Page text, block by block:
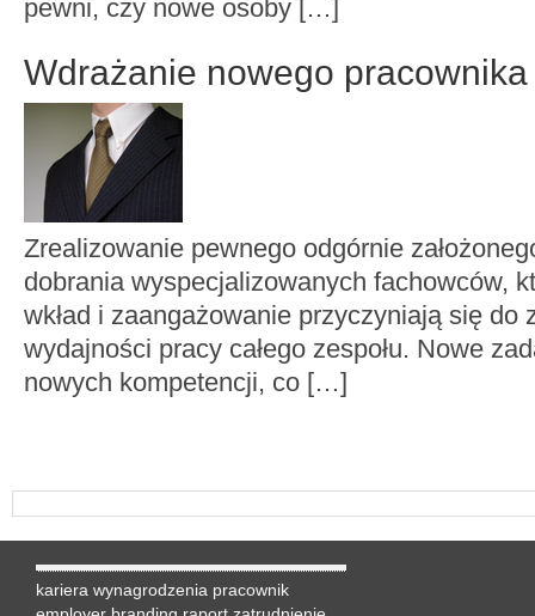
pewni, czy nowe osoby […]
Wdrażanie nowego pracownika
Zrealizowanie pewnego odgórnie
dobrania wyspecjalizowanych fachowców,
wkład i zaangażowanie przyczyniają się do
wydajności pracy całego zespołu. Nowe
nowych kompetencji, co […]
kariera wynagrodzenia pracownik